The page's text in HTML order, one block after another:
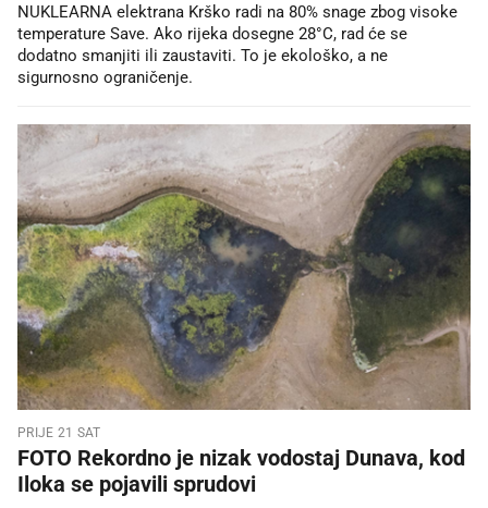
NUKLEARNA elektrana Krško radi na 80% snage zbog visoke
temperature Save. Ako rijeka dosegne 28°C, rad će se
dodatno smanjiti ili zaustaviti. To je ekološko, a ne
sigurnosno ograničenje.
PRIJE 21 SAT
FOTO Rekordno je nizak vodostaj Dunava, kod
Iloka se pojavili sprudovi